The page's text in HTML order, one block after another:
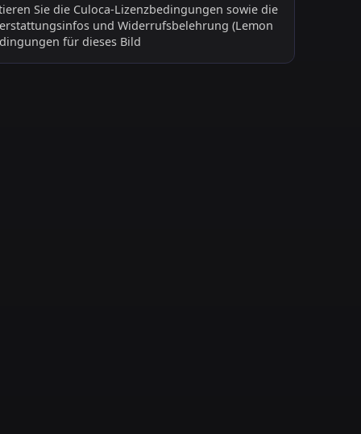
Sie die Culoca-Lizenzbedingungen sowie die
und Widerrufsbelehrung (Lemon
für dieses Bild